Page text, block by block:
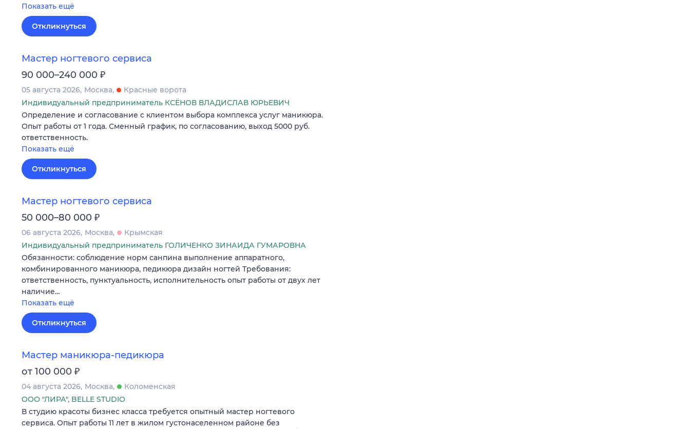
Показать ещё
Откликнуться
Мастер ногтевого сервиса
90 000–240 000 ₽
05 августа 2026 Москва
Красные ворота
Индивидуальный предприниматель КСЁНОВ ВЛАДИСЛАВ ЮРЬЕВИЧ
Определение и согласование с клиентом выбора комплекса услуг маникюра.
Опыт работы от 1 года. Сменный график, по согласованию, выход 5000 руб.
ответственность.
Показать ещё
Откликнуться
Мастер ногтевого сервиса
50 000–80 000 ₽
06 августа 2026 Москва
Крымская
Индивидуальный предприниматель ГОЛИЧЕНКО ЗИНАИДА ГУМАРОВНА
Обязанности: соблюдение норм санпина выполнение аппаратного,
комбинированного маникюра, педикюра дизайн ногтей Требования:
ответственность, пунктуальность, исполнительность опыт работы от двух лет
наличие…
Показать ещё
Откликнуться
Мастер маникюра-педикюра
от 100 000 ₽
04 августа 2026 Москва
Коломенская
ООО "ЛИРА", BELLE STUDIO
В студию красоты бизнес класса требуется опытный мастер ногтевого
сервиса. Опыт работы 11 лет в жилом густонаселенном районе без